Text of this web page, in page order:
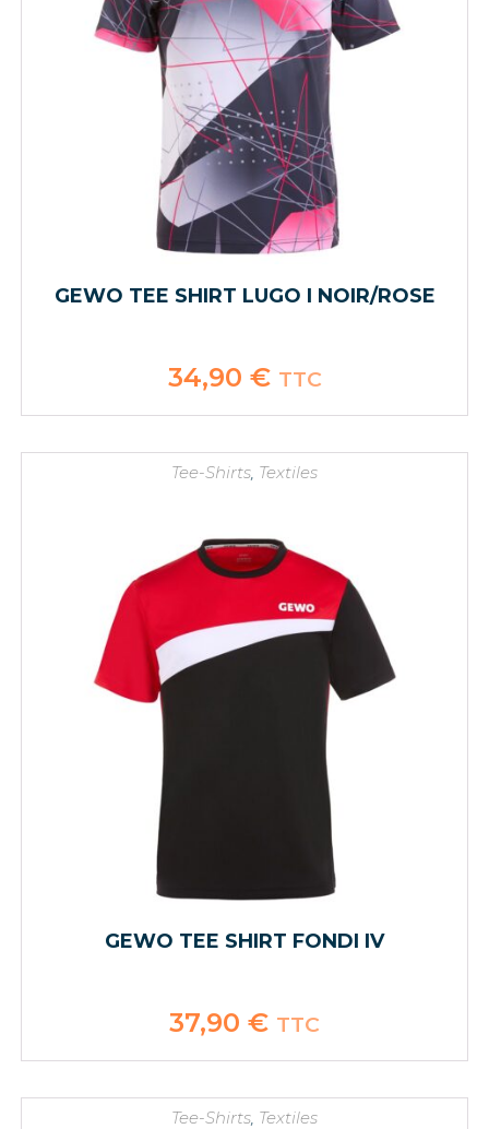
GEWO TEE SHIRT LUGO I NOIR/ROSE
34,90 € TTC
Tee-Shirts Textiles
GEWO TEE SHIRT FONDI IV
37,90 € TTC
Tee-Shirts Textiles